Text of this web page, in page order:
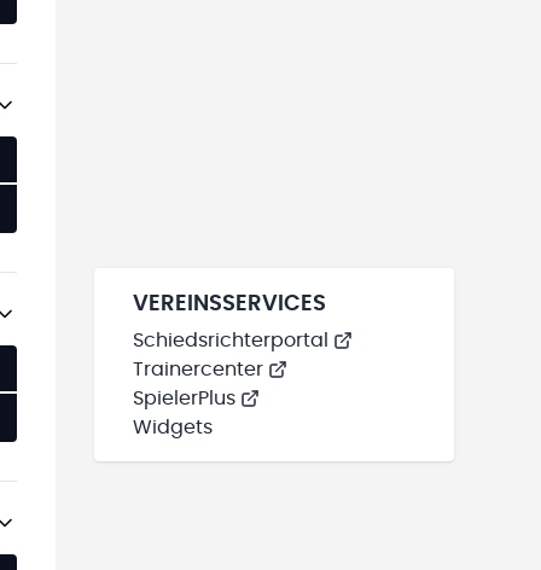
VEREINSSERVICES
Schiedsrichterportal
Trainercenter
SpielerPlus
Widgets